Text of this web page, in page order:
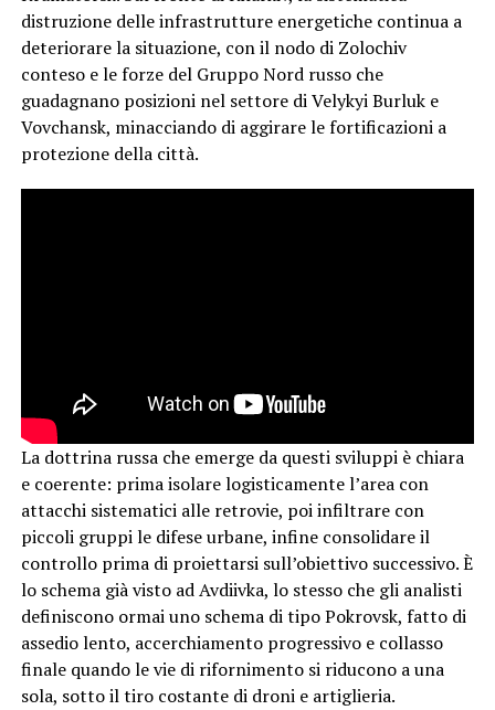
distruzione delle infrastrutture energetiche continua a
deteriorare la situazione, con il nodo di Zolochiv
conteso e le forze del Gruppo Nord russo che
guadagnano posizioni nel settore di Velykyi Burluk e
Vovchansk, minacciando di aggirare le fortificazioni a
protezione della città.
La dottrina russa che emerge da questi sviluppi è chiara
e coerente: prima isolare logisticamente l’area con
attacchi sistematici alle retrovie, poi infiltrare con
piccoli gruppi le difese urbane, infine consolidare il
controllo prima di proiettarsi sull’obiettivo successivo. È
lo schema già visto ad Avdiivka, lo stesso che gli analisti
definiscono ormai uno schema di tipo Pokrovsk, fatto di
assedio lento, accerchiamento progressivo e collasso
finale quando le vie di rifornimento si riducono a una
sola, sotto il tiro costante di droni e artiglieria.